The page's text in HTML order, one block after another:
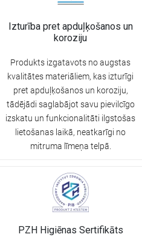
Izturība pret apduļķošanos un
koroziju
Produkts izgatavots no augstas
kvalitātes materiāliem, kas izturīgi
pret apduļķošanos un koroziju,
tādējādi saglabājot savu pievilcīgo
izskatu un funkcionalitāti ilgstošas
lietošanas laikā, neatkarīgi no
mitruma līmeņa telpā.
PZH Higiēnas Sertifikāts